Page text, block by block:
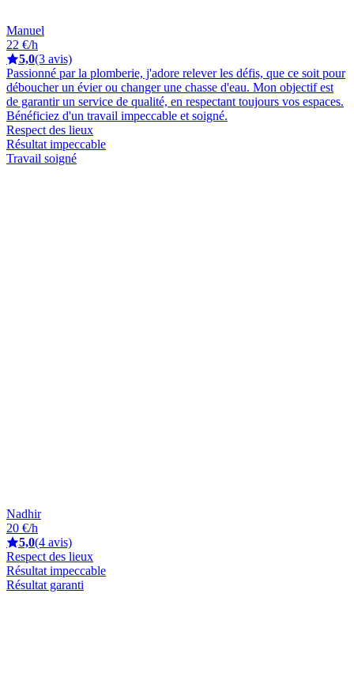
Manuel
22 €/h
5,0(3 avis)
Passionné par la plomberie, j'adore relever les défis, que ce soit pour
déboucher un évier ou changer une chasse d'eau. Mon objectif est
de garantir un service de qualité, en respectant toujours vos espaces.
Bénéficiez d'un travail impeccable et soigné.
Respect des lieux
Résultat impeccable
Travail soigné
Nadhir
20 €/h
5,0(4 avis)
Respect des lieux
Résultat impeccable
Résultat garanti